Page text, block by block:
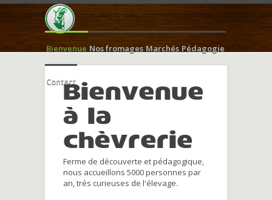
Bienvenue Nos fromages Marchés Pédagogie
ContactBienvenue
à la
chèvrerie
Ferme de découverte et pédagogique,
nous accueillons 5000 personnes par
an, trés curieuses de l'élevage.